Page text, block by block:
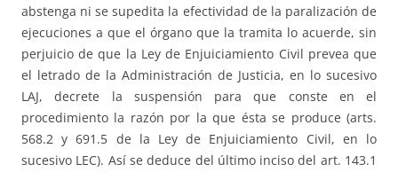
abstenga ni se supedita la efectividad de la paralización de
ejecuciones a que el órgano que la tramita lo acuerde, sin
perjuicio de que la Ley de Enjuiciamiento Civil prevea que
el letrado de la Administración de Justicia, en lo sucesivo
LAJ, decrete la suspensión para que conste en el
procedimiento la razón por la que ésta se produce (arts.
568.2 y 691.5 de la Ley de Enjuiciamiento Civil, en lo
sucesivo LEC). Así se deduce del último inciso del art. 143.1